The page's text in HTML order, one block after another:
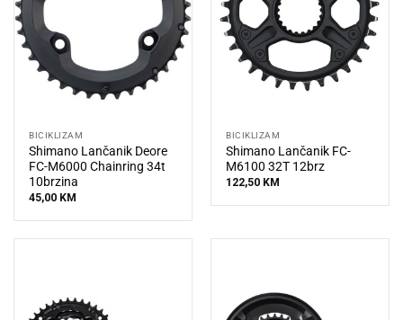
BICIKLIZAM
Shimano Lančanik Deore
FC-M6000 Chainring 34t
10brzina
45,00 KM
BICIKLIZAM
Shimano Lančanik FC-
M6100 32T 12brz
122,50 KM